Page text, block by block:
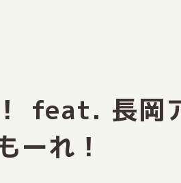
feat. 長岡
ーれ！